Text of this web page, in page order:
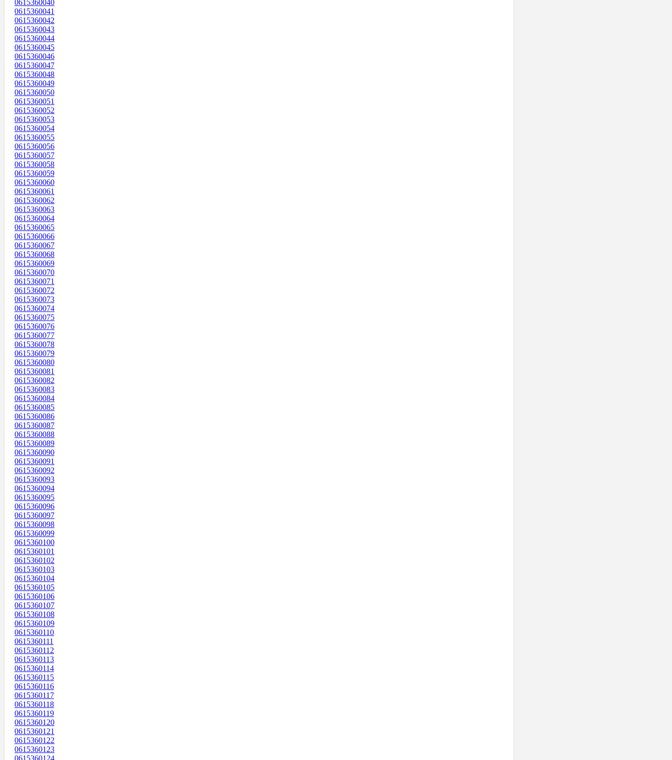
0615360040
0615360041
0615360042
0615360043
0615360044
0615360045
0615360046
0615360047
0615360048
0615360049
0615360050
0615360051
0615360052
0615360053
0615360054
0615360055
0615360056
0615360057
0615360058
0615360059
0615360060
0615360061
0615360062
0615360063
0615360064
0615360065
0615360066
0615360067
0615360068
0615360069
0615360070
0615360071
0615360072
0615360073
0615360074
0615360075
0615360076
0615360077
0615360078
0615360079
0615360080
0615360081
0615360082
0615360083
0615360084
0615360085
0615360086
0615360087
0615360088
0615360089
0615360090
0615360091
0615360092
0615360093
0615360094
0615360095
0615360096
0615360097
0615360098
0615360099
0615360100
0615360101
0615360102
0615360103
0615360104
0615360105
0615360106
0615360107
0615360108
0615360109
0615360110
0615360111
0615360112
0615360113
0615360114
0615360115
0615360116
0615360117
0615360118
0615360119
0615360120
0615360121
0615360122
0615360123
0615360124